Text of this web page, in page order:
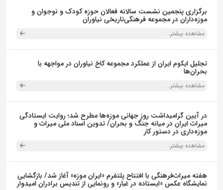
برگزاری پنجمین نشست سالانه فعالان حوزه کودک و نوجوان و
موزه‌داران در مجموعه فرهنگی‌تاریخی نیاوران
مشاهده بیشتر..
تجلیل ایکوم ایران از عملکرد مجموعه کاخ نیاوران در مواجهه با
بحران‌ها
مشاهده بیشتر..
در آیین گرامیداشت روز جهانی موزه‌ها مطرح شد؛ روایت ایستادگی
میراث ایران در میانه جنگ و بحران/ تدوین اسناد ملی میراث و
موزه‌داری در دستور کار
مشاهده بیشتر..
هفته میراث‌فرهنگی با افتتاح پلتفرم «ایران موزه» آغاز شد/ بازگشایی
نمایشگاه عکس «ایستاده در غبار» و رونمایی از تندیس برادران امیدوار